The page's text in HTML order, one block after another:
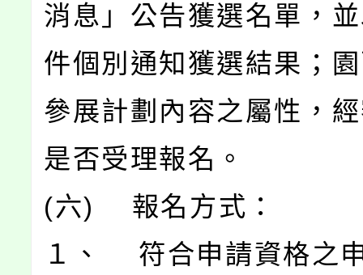
消息」公告獲選名單，
件個別通知獲選結果；
參展計劃內容之屬性，
是否受理報名。
(六) 報名方式：
１、 符合申請資格之